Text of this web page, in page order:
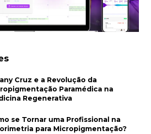
Cruz e a Revolução da
Paramédica na
Regenerativa
se Tornar uma Profissional na
para Micropigmentação?